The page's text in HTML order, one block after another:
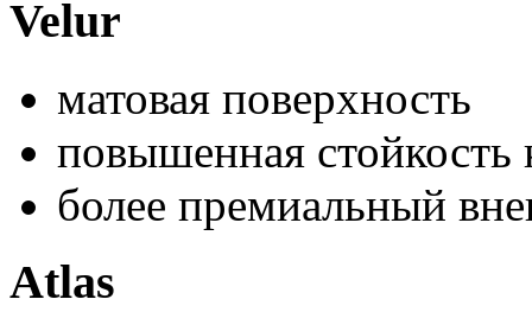
Velur
матовая поверхность
повышенная
более премиальный
Atlas